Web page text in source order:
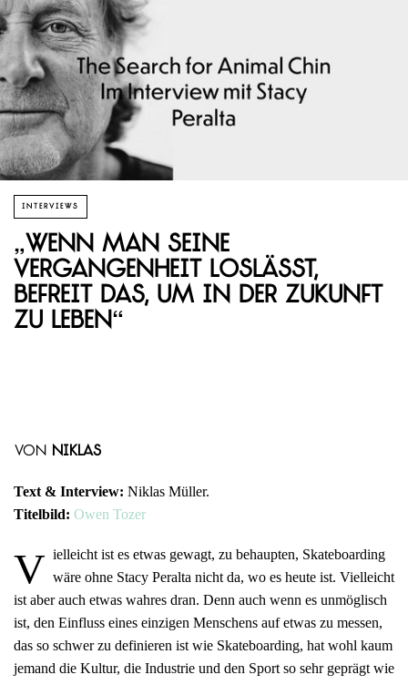
INTERVIEWS
„Wenn man seine
Vergangenheit loslässt,
befreit das, um in der Zukunft
zu leben“
von Niklas
Text & Interview: Niklas Müller.
Titelbild: Owen Tozer
V ielleicht ist es etwas gewagt, zu behaupten, Skateboarding
wäre ohne Stacy Peralta nicht da, wo es heute ist. Vielleicht
ist aber auch etwas wahres dran. Denn auch wenn es unmöglisch
ist, den Einfluss eines einzigen Menschens auf etwas zu messen,
das so schwer zu definieren ist wie Skateboarding, hat wohl kaum
jemand die Kultur, die Industrie und den Sport so sehr geprägt wie